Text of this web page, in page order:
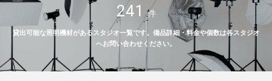
241 件
貸出可能な照明機材があるスタジオ一覧です。備品詳細・料金や個数は各スタジオ
へお問い合わせください。